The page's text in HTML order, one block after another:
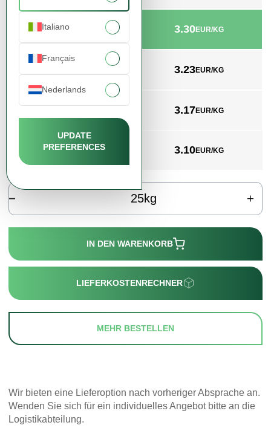
Italiano
Français
Nederlands
UPDATE
PREFERENCES
min. 25kg 3.30EUR/KG
3.23EUR/KG
3.17EUR/KG
min. 4000kg 3.10EUR/KG
kg
IN DEN WARENKORB
LIEFERKOSTENRECHNER
MEHR BESTELLEN
Wir bieten eine Lieferoption nach vorheriger Absprache an.
Wenden Sie sich für ein individuelles Angebot bitte an die
Logistikabteilung.